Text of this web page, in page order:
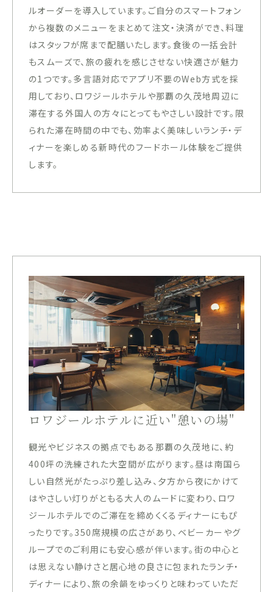
ルオーダーを導入しています。ご自分のスマートフォン
から複数のメニューをまとめて注文・決済ができ、料理
はスタッフが席まで配膳いたします。食後の一括会計
もスムーズで、旅の疲れを感じさせない快適さが魅力
の1つです。多言語対応でアプリ不要のWeb方式を採
用しており、ロワジールホテルや那覇の久茂地周辺に
滞在する外国人の方々にとってもやさしい設計です。限
られた滞在時間の中でも、効率よく美味しいランチ・デ
ィナーを楽しめる新時代のフードホール体験をご提供
します。
ロワジールホテルに近い"憩いの場"
観光やビジネスの拠点でもある那覇の久茂地に、約
400坪の洗練された大空間が広がります。昼は南国ら
しい自然光がたっぷり差し込み、夕方から夜にかけて
はやさしい灯りがともる大人のムードに変わり、ロワ
ジールホテルでのご滞在を締めくくるディナーにもぴ
ったりです。350席規模の広さがあり、ベビーカーやグ
ループでのご利用にも安心感が伴います。街の中心と
は思えない静けさと居心地の良さに包まれたランチ・
ディナーにより、旅の余韻をゆっくりと味わっていただ